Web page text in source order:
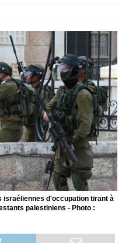
israéliennes d'occupation tirant à
palestiniens - Photo :